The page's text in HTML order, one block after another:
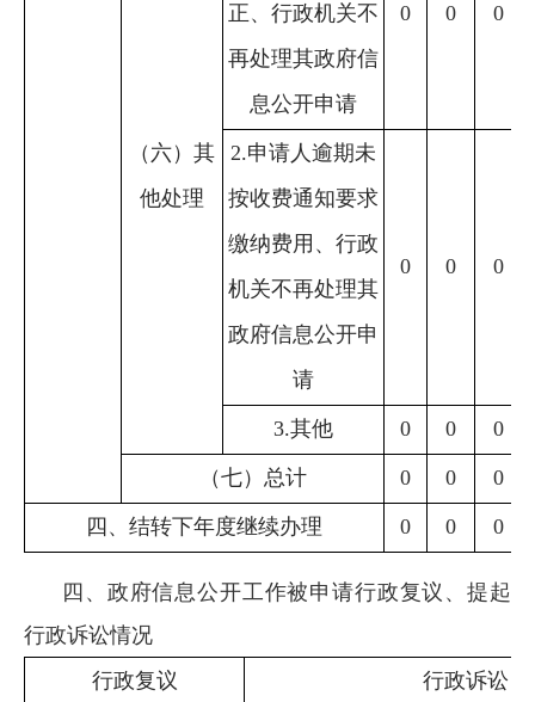
（六）其
他处理
正、行政机关不
再处理其政府信
息公开申请
0 0 0
2.申请人逾期未
按收费通知要求
缴纳费用、行政
机关不再处理其
政府信息公开申
请
0 0 0
3.其他 0 0 0
（七）总计 0 0 0
四、结转下年度继续办理 0 0 0
四、政府信息公开工作被申请行政复议、提起
行政诉讼情况
行政复议
行政诉讼